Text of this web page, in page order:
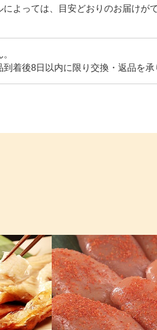
よっては、目安どおりのお届けが
着後8日以内に限り交換・返品を承